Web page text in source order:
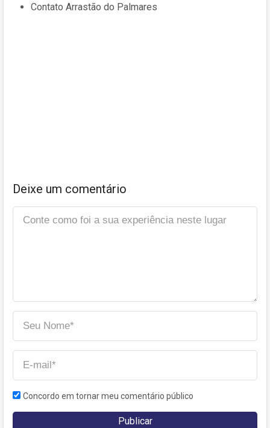
Contato Arrastão do Palmares
Deixe um comentário
Concordo em tornar meu comentário público